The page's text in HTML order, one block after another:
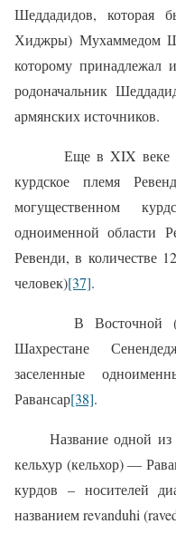
Шеддадидов, которая
Хиджры) Мухаммедом
которому принадлежал
родоначальник
армянских источников.
Еще в XIX веке
курдское племя
могущественном
одноименной области
Ревенди, в количестве
человек)[37].
В Восточной
Шахрестане
заселенные
Равансар[38].
Название одной
кельхур (кельхор) —
курдов – носителей
названием revanduhi